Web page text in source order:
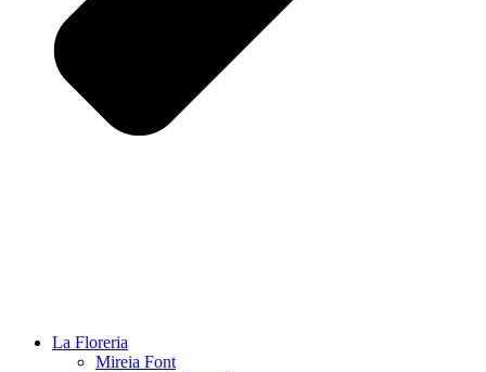
La Floreria
Mireia Font